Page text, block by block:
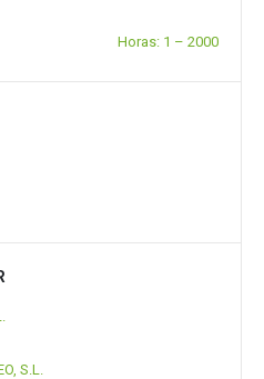
Horas: 1 – 2000
S.L.